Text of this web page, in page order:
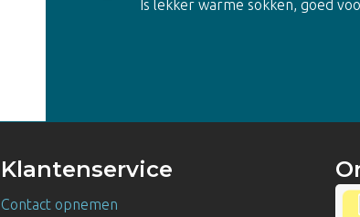
Is lekker warme sokken, goed
Klantenservice
Contact opnemen